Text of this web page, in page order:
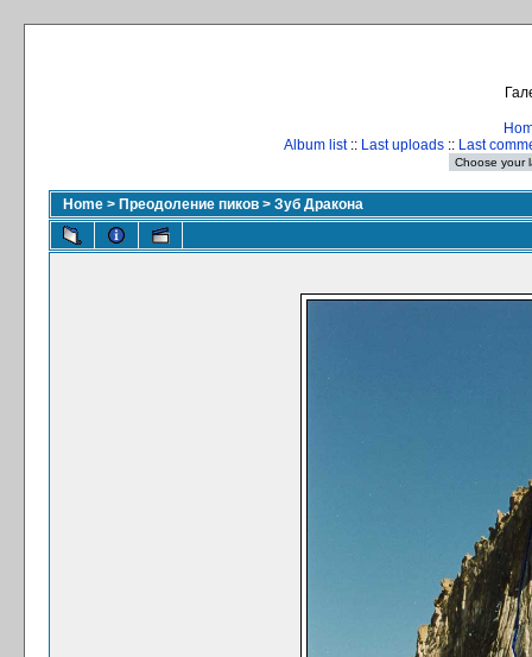
Album list:: Last uploads :: Last
Home > Преодоление пиков > Зуб Дракона